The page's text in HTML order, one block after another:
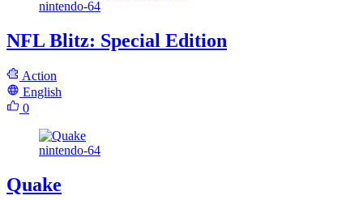
nintendo-64
NFL Blitz: Special Edition
Action
English
0
nintendo-64
Quake